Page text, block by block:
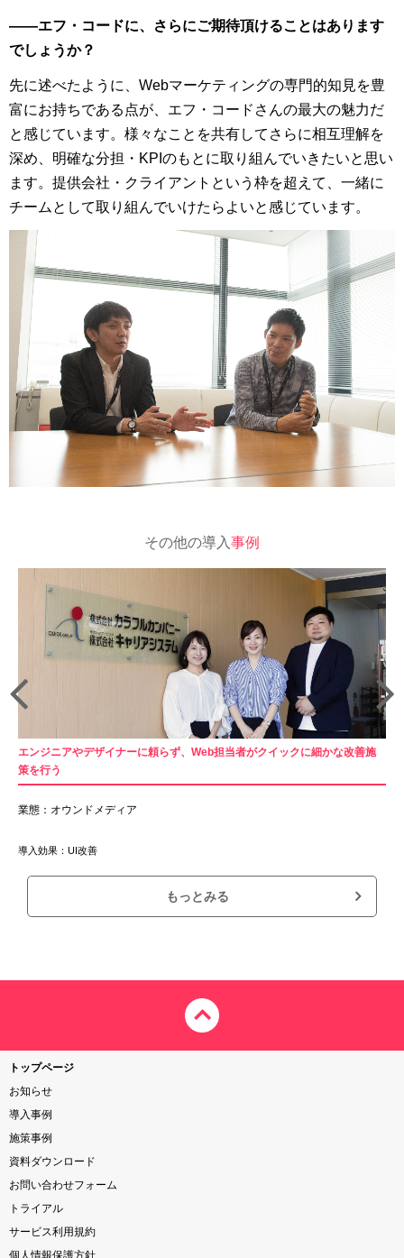
――エフ・コードに、さらにご期待頂けることはあります
でしょうか？
先に述べたように、Webマーケティングの専門的知見を豊
富にお持ちである点が、エフ・コードさんの最大の魅力だ
と感じています。様々なことを共有してさらに相互理解を
深め、明確な分担・KPIのもとに取り組んでいきたいと思い
ます。提供会社・クライアントという枠を超えて、一緒に
チームとして取り組んでいけたらよいと感じています。
その他の導入事例
エンジニアやデザイナーに頼らず、Web担当者がクイックに細かな改善施
策を行う
業態：オウンドメディア
導入効果：UI改善
もっとみる
トップページ
お知らせ
導入事例
施策事例
資料ダウンロード
お問い合わせフォーム
トライアル
サービス利用規約